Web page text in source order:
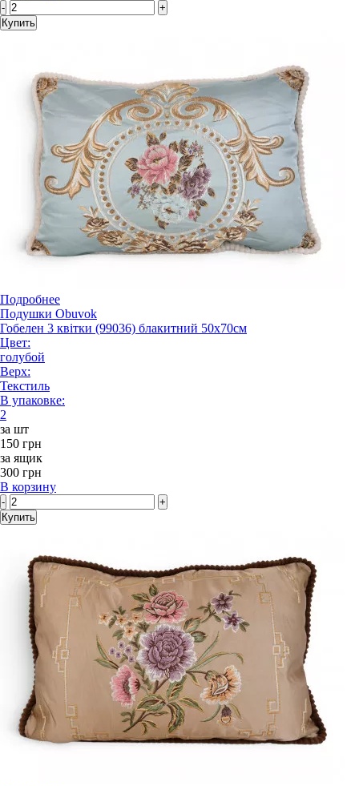
-
+
Купить
Подробнее
Подушки Obuvok
Гобелен 3 квітки (99036) блакитний 50x70см
Цвет:
голубой
Верх:
Текстиль
В упаковке:
2
за шт
150 грн
за ящик
300 грн
В корзину
-
+
Купить